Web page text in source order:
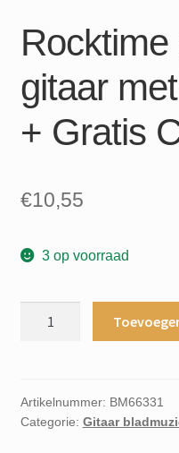
gitaar
+ Gratis
€10,55
3 op voorraad
deel
2
Artikelnummer: BM66331
Categorie: Gitaar